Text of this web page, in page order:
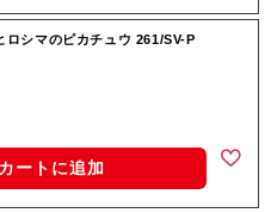
ロシマのピカチュウ 261/SV-P
カートに追加